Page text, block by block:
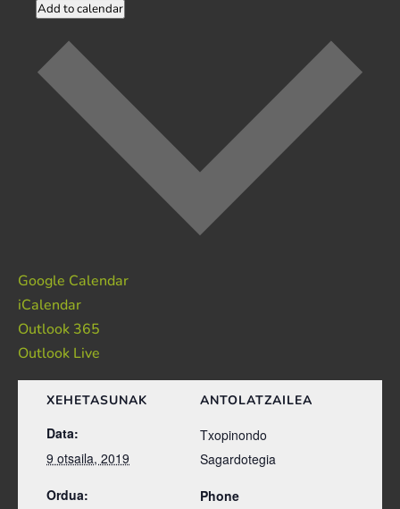
Add to calendar
Google Calendar
iCalendar
Outlook 365
Outlook Live
XEHETASUNAK
Data:
9 otsaila, 2019
Ordua:
ANTOLATZAILEA
Txopinondo
Sagardotegia
Phone